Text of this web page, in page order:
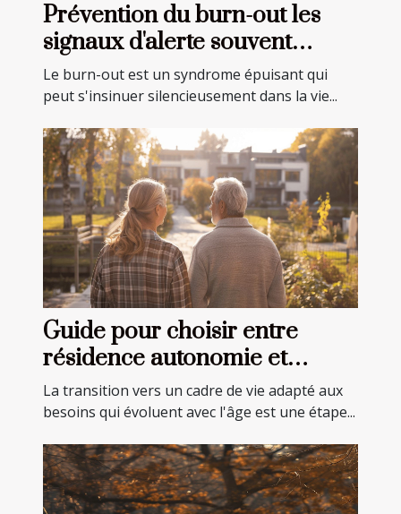
Prévention du burn-out les
signaux d'alerte souvent
ignorés
Le burn-out est un syndrome épuisant qui
peut s'insinuer silencieusement dans la vie...
Guide pour choisir entre
résidence autonomie et
EHPAD pour seniors
La transition vers un cadre de vie adapté aux
besoins qui évoluent avec l'âge est une étape...